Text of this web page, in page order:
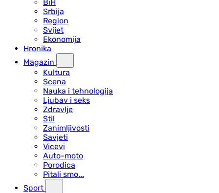
BiH
Srbija
Region
Svijet
Ekonomija
Hronika
Magazin
Kultura
Scena
Nauka i tehnologija
Ljubav i seks
Zdravlje
Stil
Zanimljivosti
Savjeti
Vicevi
Auto-moto
Porodica
Pitali smo...
Sport